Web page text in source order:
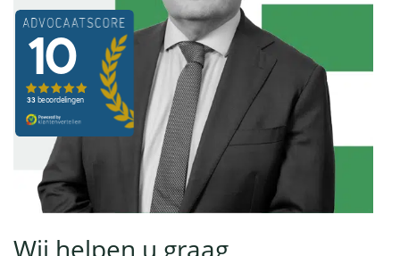
Wij helpen u graag